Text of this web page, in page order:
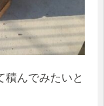
積んでみたいと